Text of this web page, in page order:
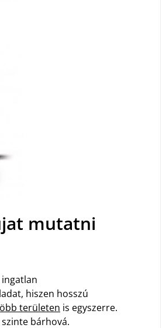
mutatni
hiszen hosszú
területen is egyszerre.
bárhová.